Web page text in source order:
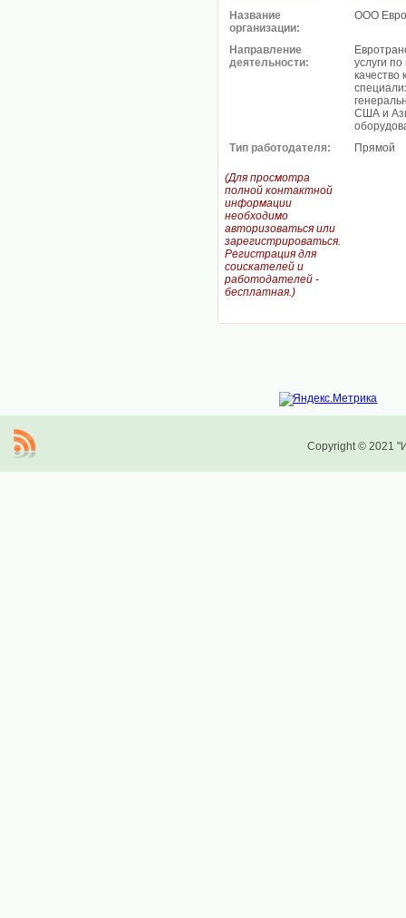
Название
организации:
ООО
Направление
деятельности:
услуги
США и
Тип работодателя:
Прямой
(Для просмотра
полной контактной
информации
необходимо
авторизоваться или
зарегистрироваться.
Регистрация для
соискателей и
работодателей -
бесплатная.)
Copyright © 2021